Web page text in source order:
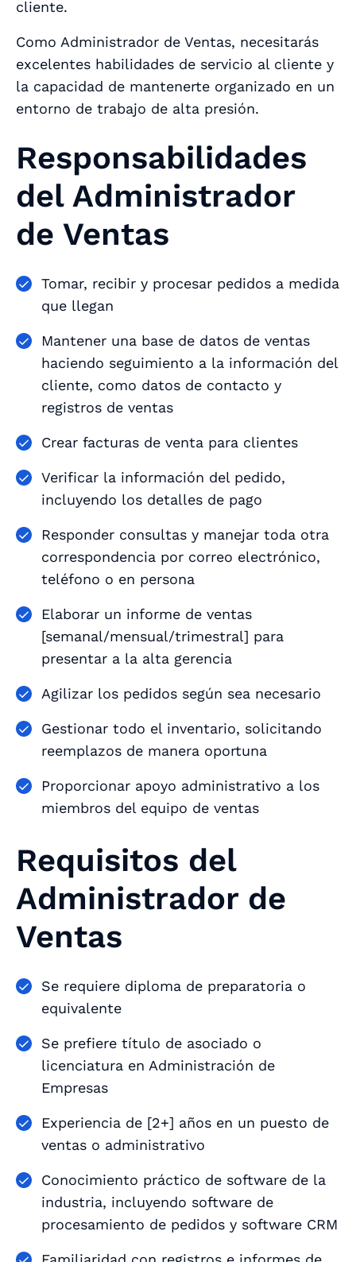
cliente.
Como Administrador de Ventas, necesitarás
excelentes habilidades de servicio al cliente y
la capacidad de mantenerte organizado en un
entorno de trabajo de alta presión.
Responsabilidades
del Administrador
de Ventas
Tomar, recibir y procesar pedidos a medida
que llegan
Mantener una base de datos de ventas
haciendo seguimiento a la información del
cliente, como datos de contacto y
registros de ventas
Crear facturas de venta para clientes
Verificar la información del pedido,
incluyendo los detalles de pago
Responder consultas y manejar toda otra
correspondencia por correo electrónico,
teléfono o en persona
Elaborar un informe de ventas
[semanal/mensual/trimestral] para
presentar a la alta gerencia
Agilizar los pedidos según sea necesario
Gestionar todo el inventario, solicitando
reemplazos de manera oportuna
Proporcionar apoyo administrativo a los
miembros del equipo de ventas
Requisitos del
Administrador de
Ventas
Se requiere diploma de preparatoria o
equivalente
Se prefiere título de asociado o
licenciatura en Administración de
Empresas
Experiencia de [2+] años en un puesto de
ventas o administrativo
Conocimiento práctico de software de la
industria, incluyendo software de
procesamiento de pedidos y software CRM